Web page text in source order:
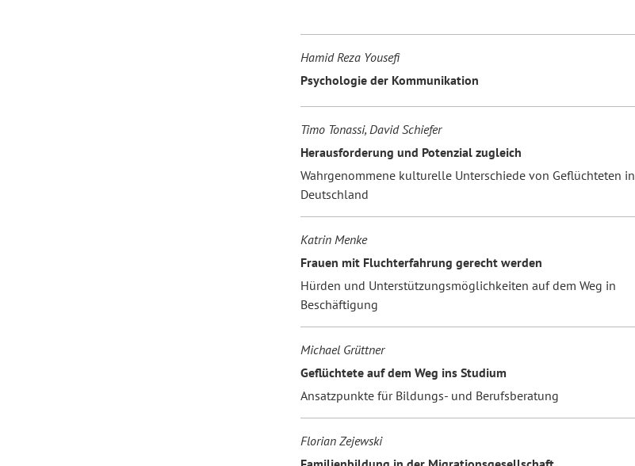
Hamid Reza Yousefi
Psychologie der Kommunikation
Timo Tonassi, David Schiefer
Herausforderung und Potenzial zugleich
Wahrgenommene kulturelle Unterschiede von Geflüchteten in
Deutschland
Katrin Menke
Frauen mit Fluchterfahrung gerecht werden
Hürden und Unterstützungsmöglichkeiten auf dem Weg in
Beschäftigung
Michael Grüttner
Geflüchtete auf dem Weg ins Studium
Ansatzpunkte für Bildungs- und Berufsberatung
Florian Zejewski